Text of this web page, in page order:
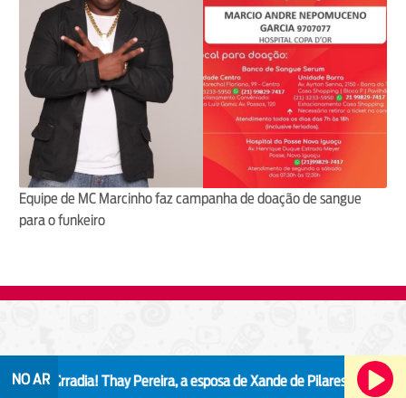
Equipe de MC Marcinho faz campanha de doação de sangue
para o funkeiro
NO ARThay Pereira, a esposa de Xande de Pilares, faz alerta após